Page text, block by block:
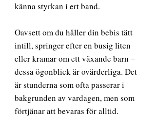
känna styrkan i ert band.
Oavsett om du håller din bebis tätt
intill, springer efter en busig liten
eller kramar om ett växande barn –
dessa ögonblick är ovärderliga. Det
är stunderna som ofta passerar i
bakgrunden av vardagen, men som
förtjänar att bevaras för alltid.